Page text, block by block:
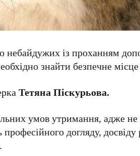
небайдужих із проханням
знайти безпечне
Тетяна Піскурьова.
умов утримання, адже
догляду, досвіду